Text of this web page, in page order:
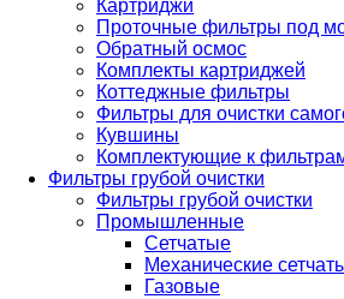
Картриджи
Проточные фильтры под
Обратный осмос
Комплекты картриджей
Коттеджные фильтры
Фильтры для очистки
Кувшины
Комплектующие к
Фильтры грубой очистки
Фильтры грубой очистки
Промышленные
Сетчатые
Механические
Газовые